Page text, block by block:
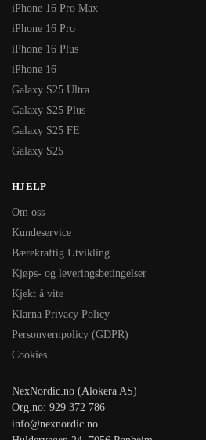
iPhone 16 Pro Max
iPhone 16 Pro
iPhone 16 Plus
iPhone 16
Galaxy S25 Ultra
Galaxy S25 Plus
Galaxy S25 FE
Galaxy S25
HJELP
Om oss
Kundeservice
Bærekraftig Utvikling
Kjøps- og leveringsbetingelser
Kjekt å vite
Klarna Privacy Policy
Personvernpolicy (GDPR)
Cookies
NexNordic.no (Alokera AS)
Org.no: 929 372 786
info@nexnordic.no